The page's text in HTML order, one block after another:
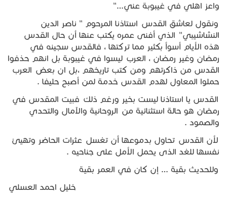
واعز اهلي في غيبوبة عني…"
ونقول لعاشق القدس استاذنا المرحوم " ناصر الدين
النشاشيبي" الذي أفنى عمره يكتب عنها أن حال القدس
هذه الأيام أسوأ بكثير مما تركتها ، فالقدس سجينه في
رمضان وغير رمضان ، العرب ليسوا في غيبوبة بل انهم حذفوا
القدس من ذاكرتهم ومن كتب تاريخهم ،بل ان بعض العرب
حملوا المعاول لهدم القدس خدمة لمن أصبح حليفا .
القدس يا استاذنا ليست بخير ورغم ذلك فبيت المقدس في
رمضان هو حالة استثنائية من الروحانية والآمال والتحدي
والصمود .
لأن القدس تحاول بدموعها أن تغسل عثرات الحاضر وتهيئ
نفسها للغد الذى يحمل الأمل على جناحيه .
وللحديث بقية … إن كان في العمر بقية
خليل احمد العسلي